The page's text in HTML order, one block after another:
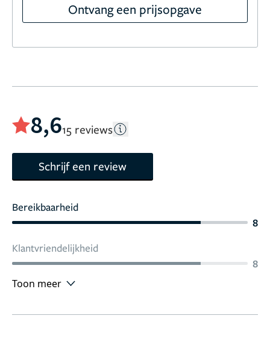
Ontvang een prijsopgave
8,615 reviews
Schrijf een review
Bereikbaarheid
8
Klantvriendelijkheid
8
Toon meer